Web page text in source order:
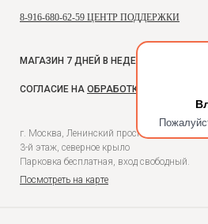
8-916-680-62-59 ЦЕНТР ПОДДЕРЖКИ
МАГАЗИН 7 ДНЕЙ В НЕДЕЛЮ, С 10 ДО 18
СОГЛАСИЕ НА ОБРАБОТКУ
г. Москва, Ленинский проспект, 54,
3-й этаж, северное крыло
Парковка бесплатная, вход свободный.
Посмотреть на карте